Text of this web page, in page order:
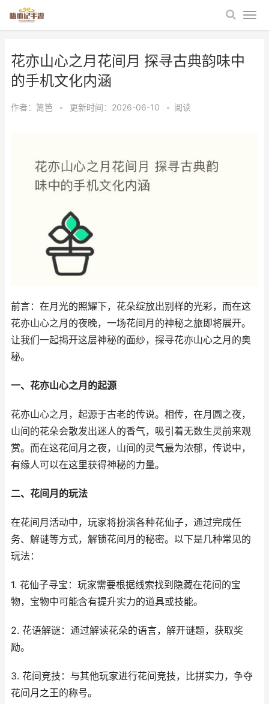
花亦山心之月花间月 探寻古典韵味中
的手机文化内涵
作者： 篱笆 • 更新时间：2026-06-10 • 阅读
前言：在月光的照耀下，花朵绽放出别样的光彩，而在这
花亦山心之月的夜晚，一场花间月的神秘之旅即将展开。
让我们一起揭开这层神秘的面纱，探寻花亦山心之月的奥
秘。
一、花亦山心之月的起源
花亦山心之月，起源于古老的传说。相传，在月圆之夜，
山间的花朵会散发出迷人的香气，吸引着无数生灵前来观
赏。而在这花间月之夜，山间的灵气最为浓郁，传说中，
有缘人可以在这里获得神秘的力量。
二、花间月的玩法
在花间月活动中，玩家将扮演各种花仙子，通过完成任
务、解谜等方式，解锁花间月的秘密。以下是几种常见的
玩法：
1. 花仙子寻宝：玩家需要根据线索找到隐藏在花间的宝
物，宝物中可能含有提升实力的道具或技能。
2. 花语解谜：通过解读花朵的语言，解开谜题，获取奖
励。
3. 花间竞技：与其他玩家进行花间竞技，比拼实力，争夺
花间月之王的称号。